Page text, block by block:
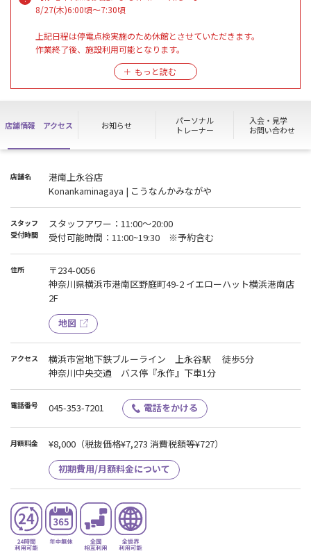
8/27(木)6:00頃～7:30頃
上記日程は停電点検実施のため休館とさせていただきます。
作業終了後、施設利用可能となります。
ご迷惑をおかけしますが、ご理解ご協力のほど、よろしくお願い申
上記の日程はエアコン清掃実施のため休館とさせていただきます。
作業終了後、施設利用可能となります。
し上げます。
※作業内容によって時間前後する可能性がございます。
【ノースタッフデーについて】
8/24(月)終日
上記日程はノースタッフデー(受付不在日)となります。
つきましては、見学・入会等の各種お手続き、ハイスクールパスの
ご利用等が不可となります。
了承くださいませ。
※会員様の施設利用は通常通り可能です。
※ノースタッフデー期間中も館内清掃は行っております。
【休会・退会について】
休会：適用翌月１日より休会扱い 退会：当月末日にて退会
※お手続きはスタッフアワー内に店頭でのみ受付をしております。
※各種お手続きは10日締めとなります。
※休会期間の短縮・延長は希望月の前月10日までに所属店舗にてお
手続きをお願いします。
お願い申し上げます。
店舗情報 アクセス お知らせ
パーソナル
トレーナー
入会・見学
お問い合わせ
店舗名
港南上永谷店
Konankaminagaya | こうなんかみながや
スタッフ
受付時間
スタッフアワー：11:00～20:00
受付可能時間：11:00~19:30 ※予約含む
住所
〒234-0056
神奈川県横浜市港南区野庭町49-2 イエローハット横浜港南店
2F
地図
アクセス
横浜市営地下鉄ブルーライン 上永谷駅 徒歩5分
神奈川中央交通 バス停『永作』下車1分
電話番号 045-353-7201 電話をかける
月額料金 ¥8,000 （税抜価格¥7,273 消費税額等¥727）
初期費用/月額料金について